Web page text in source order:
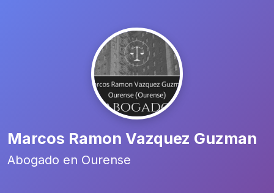
Marcos Ramon Vazquez Guzman
Abogado en Ourense